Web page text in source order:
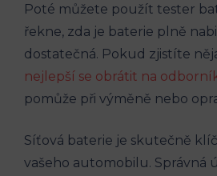
Poté můžete použít tester
řekne, zda je baterie plně
dostatečná. Pokud zjistíte
nejlepší se obrátit na
pomůže při výměně nebo
Síťová baterie je skutečně
vašeho automobilu. Správná